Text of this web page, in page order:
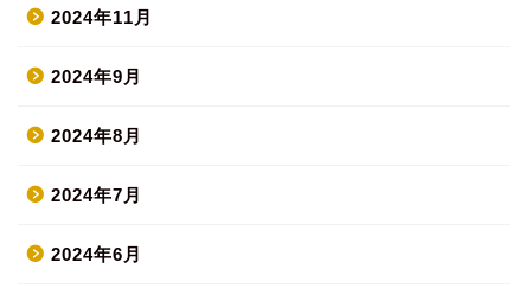
2024年11月
2024年9月
2024年8月
2024年7月
2024年6月